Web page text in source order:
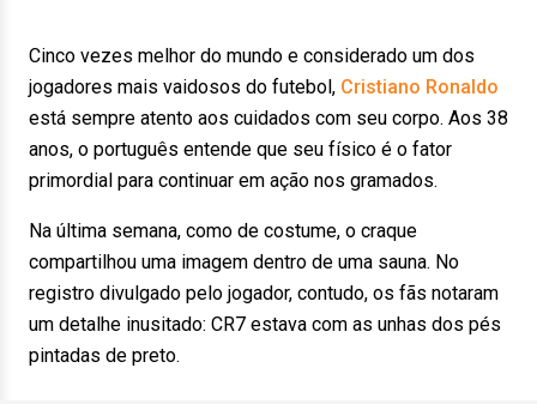
Cinco vezes melhor do mundo e considerado um dos
jogadores mais vaidosos do futebol, Cristiano Ronaldo
está sempre atento aos cuidados com seu corpo. Aos 38
anos, o português entende que seu físico é o fator
primordial para continuar em ação nos gramados.
Na última semana, como de costume, o craque
compartilhou uma imagem dentro de uma sauna. No
registro divulgado pelo jogador, contudo, os fãs notaram
um detalhe inusitado: CR7 estava com as unhas dos pés
pintadas de preto.